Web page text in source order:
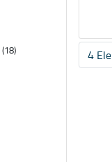
(18) 4